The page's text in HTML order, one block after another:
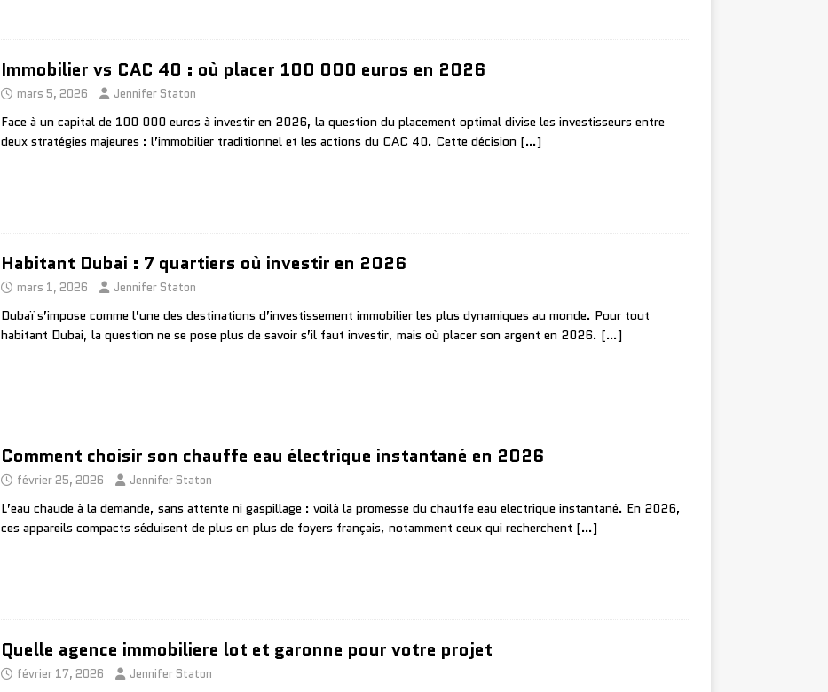
Immobilier vs CAC 40 : où placer 100 000 euros en 2026
mars 5, 2026 Jennifer Staton
Face à un capital de 100 000 euros à investir en 2026, la question du placement optimal divise les investisseurs entre
deux stratégies majeures : l’immobilier traditionnel et les actions du CAC 40. Cette décision […]
Habitant Dubai : 7 quartiers où investir en 2026
mars 1, 2026 Jennifer Staton
Dubaï s’impose comme l’une des destinations d’investissement immobilier les plus dynamiques au monde. Pour tout
habitant Dubai, la question ne se pose plus de savoir s’il faut investir, mais où placer son argent en 2026. […]
Comment choisir son chauffe eau électrique instantané en 2026
février 25, 2026 Jennifer Staton
L’eau chaude à la demande, sans attente ni gaspillage : voilà la promesse du chauffe eau electrique instantané. En 2026,
ces appareils compacts séduisent de plus en plus de foyers français, notamment ceux qui recherchent […]
Quelle agence immobiliere lot et garonne pour votre projet
février 17, 2026 Jennifer Staton